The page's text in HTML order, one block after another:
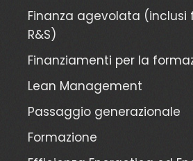
Finanza agevolata (inclusi
R&S)
Finanziamenti per la
Lean Management
Passaggio generazionale
Formazione